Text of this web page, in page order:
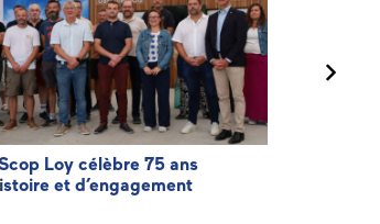
Loy célèbre 75 ans
et d’engagement